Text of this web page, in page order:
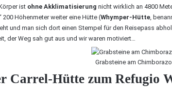
ist ohne Akklimatisierung nicht wirklich an 4800
200 Höhenmeter weiter eine Hütte (Whymper-Hütte,
und man sich dort einen Stempel für den Reisepass
der Weg sah gut aus und wir waren motiviert…
Grabsteine am Chimborazo
Carrel-Hütte zum Refugio